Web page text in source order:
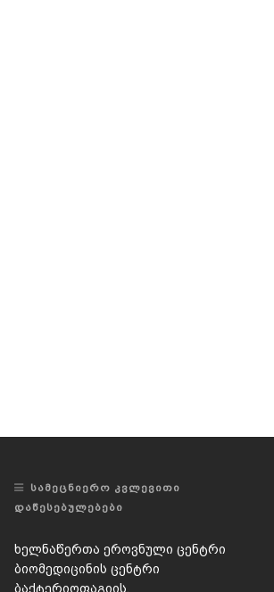
ᲡᲐᲛᲔᲪᲜᲘᲔᲠᲝ ᲙᲕᲚᲔᲕᲘᲗᲘ
ᲓᲐᲬᲔᲡᲔᲑᲣᲚᲔᲑᲔᲑᲘ
ხელნაწერთა ეროვნული ცენტრი
ბიომედიცინის ცენტრი
ბაქტერიოფაგიის,